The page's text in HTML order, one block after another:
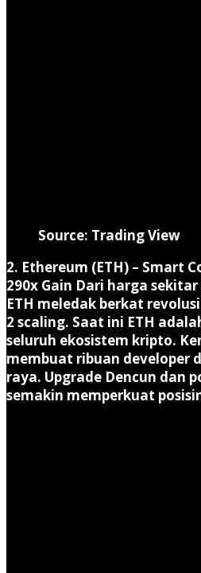
Source: Trading View
2. Ethereum (ETH) – Smart
290x Gain Dari harga sekitar
ETH meledak berkat
2 scaling. Saat ini ETH
seluruh ekosistem kripto.
membuat ribuan developer
raya. Upgrade Dencun dan
semakin memperkuat